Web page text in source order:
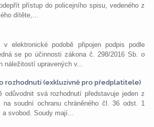
přístup do policejního spisu, vedeného z
dítěte,...
elektronické podobě připojen podpis podle
se po účinnosti zákona č. 298/2016 Sb. o
náležitostí upravených v...
rozhodnutí (exkluzivně pro předplatitele)
odůvodnit svá rozhodnutí představuje jeden z
na soudní ochranu chráněného čl. 36 odst. 1
a svobod. Soudy mají...